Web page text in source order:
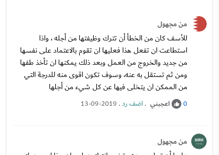
من مجهول
للأسف كان من الخطأ أن تترك وظيفتها من أجله ، واذا
استطاعت ان تفعل هذا فعليها ان تقوم بالاعتماد على نفسها
من جديد والخروج من العمل وبعد ذلك يمكنها ان تأخذ طفها
ومن ثم تستقل به عنه، وسوف تكون اقوى منه للدرجة التي
من الممكن ان يتخلى فيها عن كل شيء من أجلها
0 اعجبني .اضف رد.
13-09-2019
من مجهول